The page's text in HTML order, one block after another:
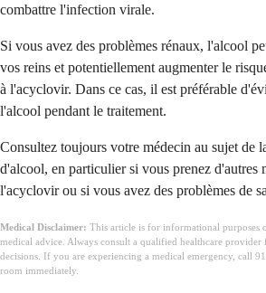
combattre l'infection virale.
Si vous avez des problèmes rénaux, l'alcool
vos reins et potentiellement augmenter le
à l'acyclovir. Dans ce cas, il est préférable
l'alcool pendant le traitement.
Consultez toujours votre médecin au sujet de
d'alcool, en particulier si vous prenez d'autres
l'acyclovir ou si vous avez des problèmes de
Medical Disclaimer: This article is for informational purposes
medical advice. Always consult a qualified healthcare provider
decisions. If you are experiencing a medical emergency, call
room immediately.